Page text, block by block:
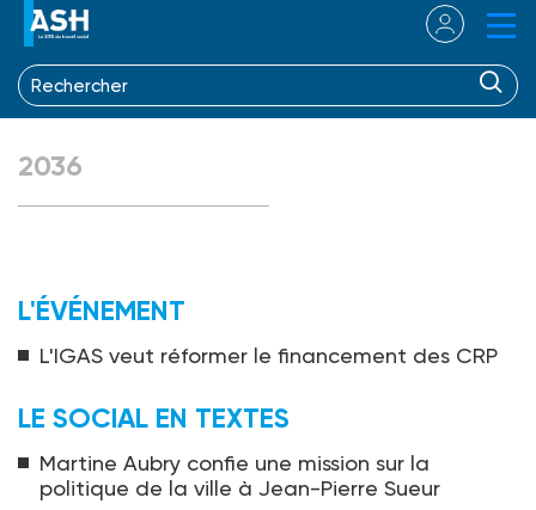
2036
L'ÉVÉNEMENT
L'IGAS veut réformer le financement des CRP
LE SOCIAL EN TEXTES
Martine Aubry confie une mission sur la
politique de la ville à Jean-Pierre Sueur